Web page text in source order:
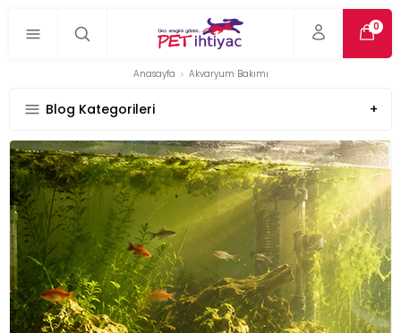
0
Anasayfa Akvaryum Bakımı
Blog Kategorileri